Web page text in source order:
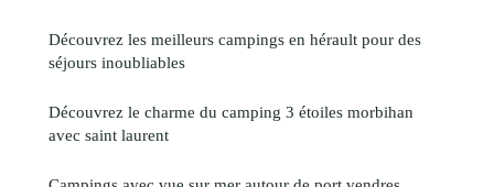
Découvrez les meilleurs campings en hérault pour des
séjours inoubliables
Découvrez le charme du camping 3 étoiles morbihan
avec saint laurent